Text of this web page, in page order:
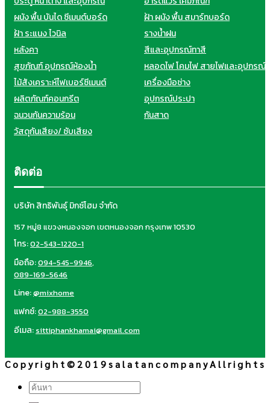
ผนัง พื้น บันได ซีเมนต์บอร์ด
ฝ้า ผนัง พื้น สมาร์ทบอร์ด
ฝ้า ระแนง ไวนิล
รางน้ำฝน
หลังคา
สีและอุปกรณ์ทาสี
สุขภัณฑ์ อุปกรณ์ห้องน้ำ
หลอดไฟ โคมไฟ สายไฟและอุปกรณ์
ไม้สังเคราะห์ไฟเบอร์ซีเมนต์
เครื่องมือช่าง
ผลิตภัณฑ์คอนกรีต
อุปกรณ์ประปา
ฉนวนกันความร้อน
กันสาด
วัสดุกันเสียง/ ซับเสียง
ติดต่อ
บริษัท สิทธิพันธุ์ มิกซ์โฮม จำกัด
157 หมู่8 แขวงหนองจอก เขตหนองจอก กรุงเทพ 10530
โทร:02-543-1220-1
มือถือ:094-545-9946,
089-169-5646
Line:@mixhome
แฟกซ์:02-988-3550
อีเมล: sittiphankhamai@gmail.com
C o p y r i g h t © 2 0 1 9 s a l a t a n c o m p a n y A l l r i g h t s
ค้นหา: